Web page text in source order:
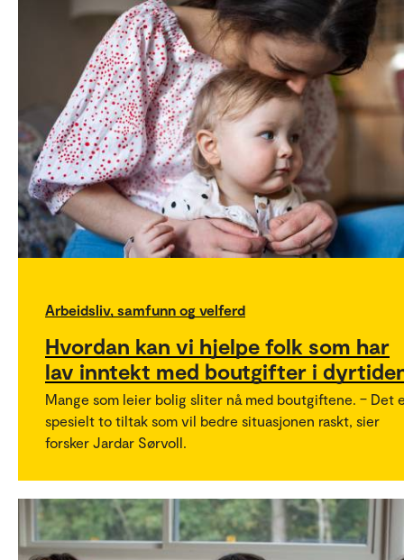
Arbeidsliv, samfunn og velferd
Hvordan kan vi hjelpe folk som har
lav inntekt med boutgifter i
Mange som leier bolig sliter nå med boutgiftene. – Det
spesielt to tiltak som vil bedre situasjonen raskt, sier
forsker Jardar Sørvoll.